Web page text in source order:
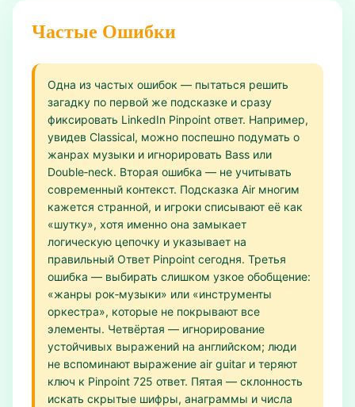
Частые Ошибки
Одна из частых ошибок — пытаться решить
загадку по первой же подсказке и сразу
фиксировать LinkedIn Pinpoint ответ. Например,
увидев Classical, можно поспешно подумать о
жанрах музыки и игнорировать Bass или
Double‑neck. Вторая ошибка — не учитывать
современный контекст. Подсказка Air многим
кажется странной, и игроки списывают её как
«шутку», хотя именно она замыкает
логическую цепочку и указывает на
правильный Ответ Pinpoint сегодня. Третья
ошибка — выбирать слишком узкое обобщение:
«жанры рок‑музыки» или «инструменты
оркестра», которые не покрывают все
элементы. Четвёртая — игнорирование
устойчивых выражений на английском; люди
не вспоминают выражение air guitar и теряют
ключ к Pinpoint 725 ответ. Пятая — склонность
искать скрытые шифры, анаграммы и числа